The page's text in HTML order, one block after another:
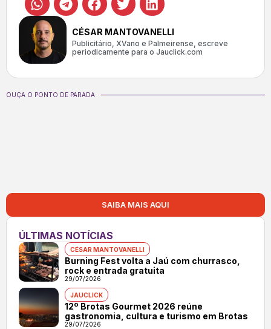
CÉSAR MANTOVANELLI
Publicitário, XVano e Palmeirense, escreve
periodicamente para o Jauclick.com
OUÇA O PONTO DE PARADA
SAIBA MAIS AQUI
ÚLTIMAS NOTÍCIAS
CÉSAR MANTOVANELLI
Burning Fest volta a Jaú com churrasco,
rock e entrada gratuita
29/07/2026
JAUCLICK
12º Brotas Gourmet 2026 reúne
gastronomia, cultura e turismo em Brotas
29/07/2026